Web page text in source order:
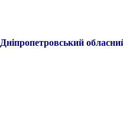
Дніпропетровський